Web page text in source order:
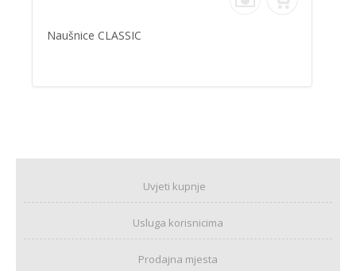
Naušnice CLASSIC
Uvjeti kupnje
Usluga korisnicima
Prodajna mjesta